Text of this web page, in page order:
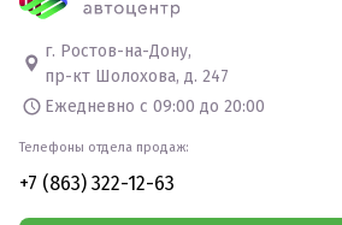
г. Ростов-на-Дону,
пр-кт Шолохова, д. 247
Ежедневно с 09:00 до 20:00
Телефоны отдела продаж:
+7 (863) 322-12-63